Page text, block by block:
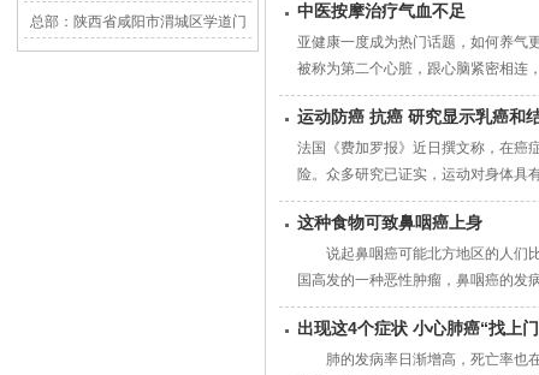
总部：陕西省咸阳市渭城区学道门
巷1号
中医按摩治疗气血不足
亚健康一度成为热门话题，如何养气
被称为第二个心脏，跟心脑紧密相连
运动防癌 抗癌 研究显示乳癌和
法国《费加罗报》近日撰文称，在癌
险。众多研究已证实，运动对身体具
这种食物可致鼻咽癌上身
说起鼻咽癌可能北方地区的人们比
国高发的一种恶性肿瘤，鼻咽癌的发
出现这4个症状 小心肺癌“找上
肺的发病率日渐增高，死亡率也在